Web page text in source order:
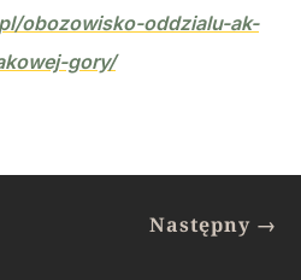
obozowisko-oddzialu-ak-
gory/
Następny →